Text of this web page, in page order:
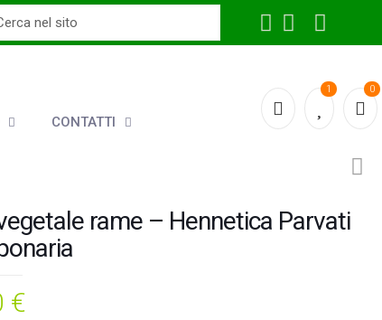
CONTATTI
1 0
rame – Hennetica Parvati
€